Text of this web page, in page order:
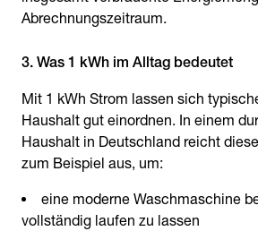
Abrechnungszeitraum.
3. Was 1 kWh im Alltag bedeutet
Mit 1 kWh Strom lassen sich
Haushalt gut einordnen. In einem
Haushalt in Deutschland reicht
zum Beispiel aus, um:
eine moderne Waschmaschine
vollständig laufen zu lassen